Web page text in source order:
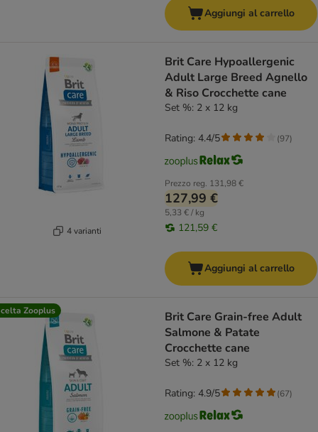
Aggiungi al carrello
4 varianti
Brit Care Hypoallergenic
Adult Large Breed Agnello
& Riso Crocchette cane
Set %: 2 x 12 kg
Prezzo reg. 131,98 €
127,99 €
5,33 € / kg
121,59 €
Rating: 4.4/5 (97)
Aggiungi al carrello
Zooplus
Brit Care Grain-free Adult
Salmone & Patate
Crocchette cane
Set %: 2 x 12 kg
Rating: 4.9/5 (67)